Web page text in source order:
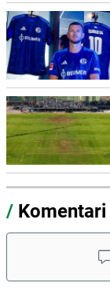
/ Komentari